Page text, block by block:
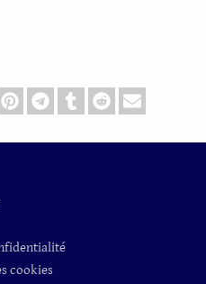
cookies